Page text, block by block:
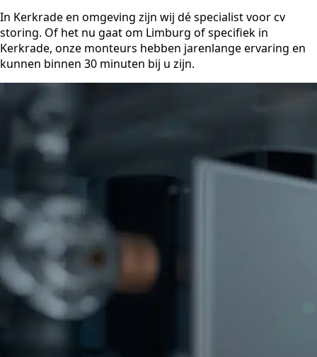
In Kerkrade en omgeving zijn wij dé specialist voor cv
storing. Of het nu gaat om Limburg of specifiek in
Kerkrade, onze monteurs hebben jarenlange ervaring en
kunnen binnen 30 minuten bij u zijn.